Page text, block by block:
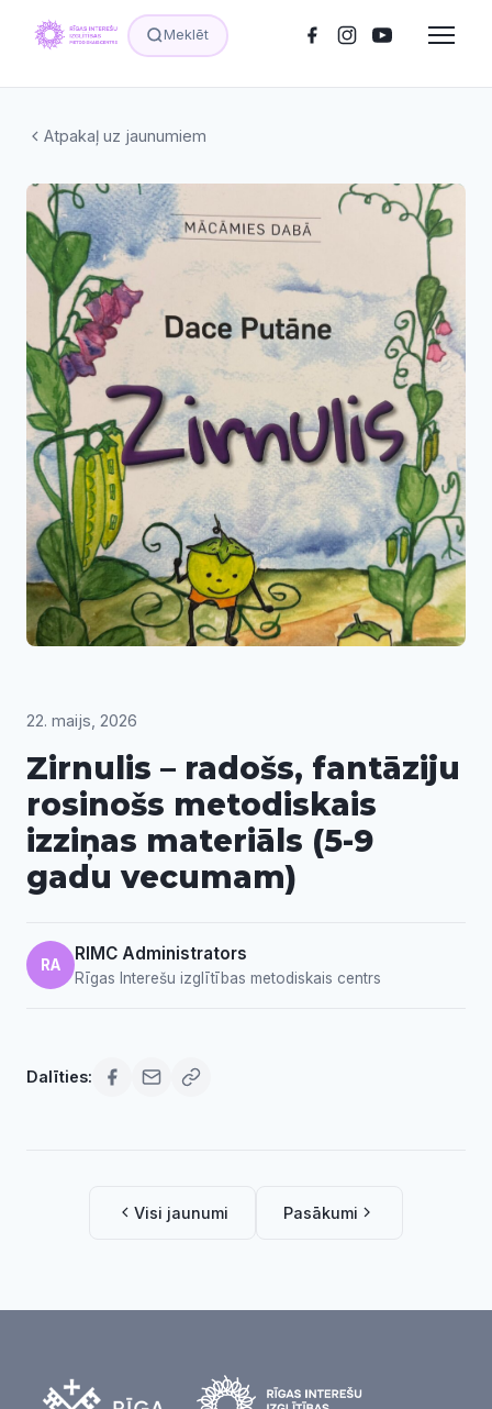
Meklēt
Atpakaļ uz jaunumiem
22. maijs, 2026
Zirnulis – radošs, fantāziju
rosinošs metodiskais
izziņas materiāls (5-9
gadu vecumam)
RA
RIMC Administrators
Rīgas Interešu izglītības metodiskais centrs
Dalīties:
Visi jaunumi Pasākumi